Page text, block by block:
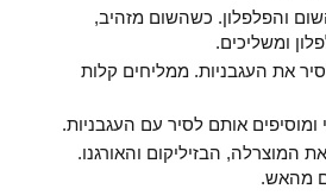
והפלפלון. כשהשום מזהיב,
ומשליכים.
את העגבניות. ממליחים קלות
אותם לסיר עם העגבניות.
המוצרלה, הבזיליקום והאורגנו.
מהאש.